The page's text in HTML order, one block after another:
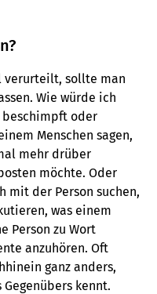
verurteilt, sollte man
Wie würde ich
beschimpft oder
Menschen sagen,
mehr drüber
möchte. Oder
mit der Person suchen,
was einem
Person zu Wort
anzuhören. Oft
ganz anders,
kennt.